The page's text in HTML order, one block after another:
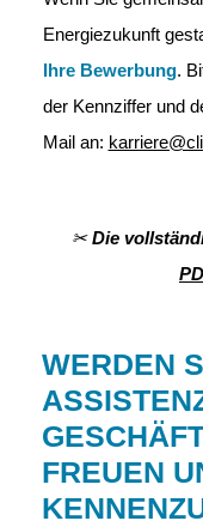
Energiezukunft
Ihre Bewerbung.
der Kennziffer und
Mail an:
✂Die
WERDEN
FREUEN